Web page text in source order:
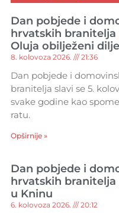
Dan pobjede i
hrvatskih branitelja
Oluja obilježeni
8. kolovoza 2026. 21:36
Dan pobjede i
branitelja slavi se 5.
svake godine kao
ratu.
Opširnije »
Dan pobjede i
hrvatskih branitelja
u Kninu
6. kolovoza 2026. 20:12